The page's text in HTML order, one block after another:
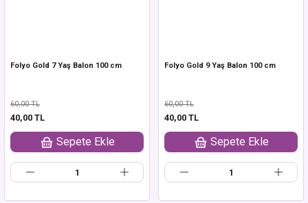
Folyo Gold 7 Yaş Balon 100 cm
60,00 TL
40,00 TL
Sepete Ekle
Folyo Gold 9 Yaş Balon 100 cm
60,00 TL
40,00 TL
Sepete Ekle